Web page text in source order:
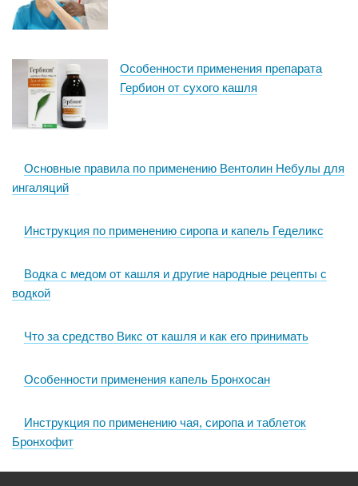
Особенности применения препарата
Гербион от сухого кашля
Основные правила по применению Вентолин Небулы для
ингаляций
Инструкция по применению сиропа и капель Геделикс
Водка с медом от кашля и другие народные рецепты с
водкой
Что за средство Викс от кашля и как его принимать
Особенности применения капель Бронхосан
Инструкция по применению чая, сиропа и таблеток
Бронхофит